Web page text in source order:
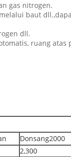
gas nitrogen.
baut
dll.
ruang
Donsang2000
2,300